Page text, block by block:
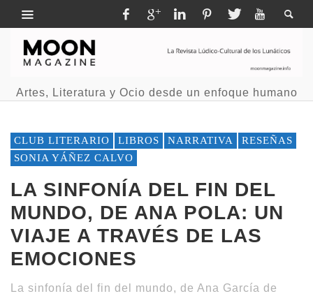
Artes, Literatura y Ocio desde un enfoque humano
CLUB LITERARIO LIBROS NARRATIVA
RESEÑAS
SONIA YÁÑEZ CALVO
LA SINFONÍA DEL FIN DEL
MUNDO, DE ANA POLA: UN
VIAJE A TRAVÉS DE LAS
EMOCIONES
La sinfonía del fin del mundo, de Ana García de